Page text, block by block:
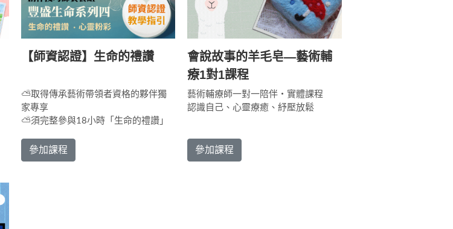
【師資認證】生命的禮讚
⛅取得傳承藝術帶領者資格的夥伴獨
家專享
⛅須完整參與18小時「生命的禮讚」
參加課程
會說故事的羊毛皂—藝術輔
療1對1課程
藝術輔療師一對一陪伴・實體課程
認識自己、心靈療癒、紓壓放鬆
參加課程